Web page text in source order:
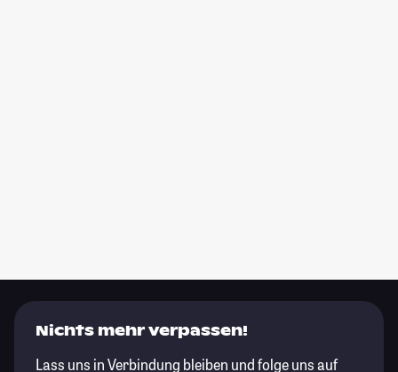
Nichts mehr verpassen!
Lass uns in Verbindung bleiben und folge uns auf